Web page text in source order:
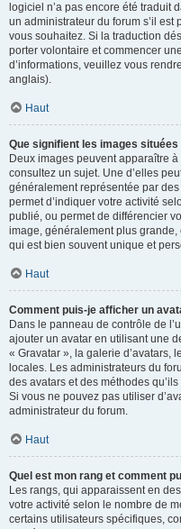
logiciel n’a pas encore été traduit
un administrateur du forum s’il
vous souhaitez. Si la traduction
porter volontaire et commencer
d’informations, veuillez vous
anglais).
Haut
Que signifient les images
Deux images peuvent apparaître
consultez un sujet. Une d’elles
généralement représentée par
permet d’indiquer votre activité
publié, ou permet de différencier
image, généralement plus grande,
qui est bien souvent unique et
Haut
Comment puis-je afficher un
Dans le panneau de contrôle de
ajouter un avatar en utilisant une
« Gravatar », la galerie d’avatars,
locales. Les administrateurs du
des avatars et des méthodes
Si vous ne pouvez pas utiliser
administrateur du forum.
Haut
Quel est mon rang et comment
Les rangs, qui apparaissent en
votre activité selon le nombre de
certains utilisateurs spécifiques,